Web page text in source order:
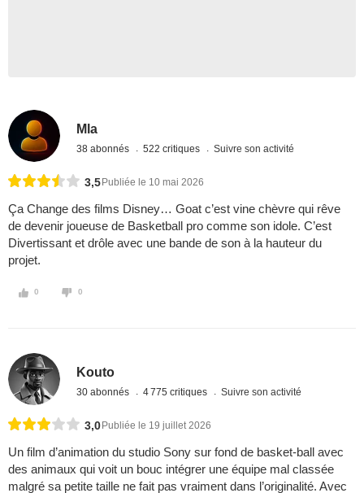
Mla
38 abonnés 522 critiques Suivre son activité
3,5 Publiée le 10 mai 2026
Ça Change des films Disney… Goat c’est vine chèvre qui rêve
de devenir joueuse de Basketball pro comme son idole. C’est
Divertissant et drôle avec une bande de son à la hauteur du
projet.
0 0
Kouto
30 abonnés 4 775 critiques Suivre son activité
3,0 Publiée le 19 juillet 2026
Un film d’animation du studio Sony sur fond de basket-ball avec
des animaux qui voit un bouc intégrer une équipe mal classée
malgré sa petite taille ne fait pas vraiment dans l’originalité. Avec